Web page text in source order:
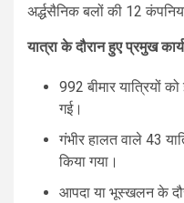
अर्द्धसैनिक बलों की 12
यात्रा के दौरान हुए प्रमुख कार्य
992 बीमार यात्रियों
गई।
गंभीर हालत वाले 43
किया गया।
आपदा या भूस्खलन के